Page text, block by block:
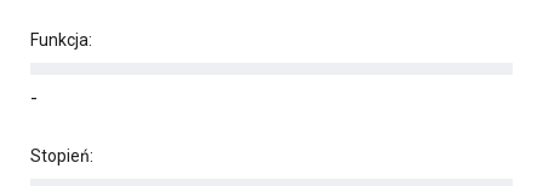
Funkcja:
-
Stopień: